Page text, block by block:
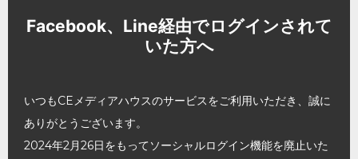
Facebook、Line経由でログインされて
いた方へ
いつもCEメディアハウスのサービスをご利用いただき、誠に
ありがとうございます。
2024年2月26日をもってソーシャルログイン機能を廃止いた